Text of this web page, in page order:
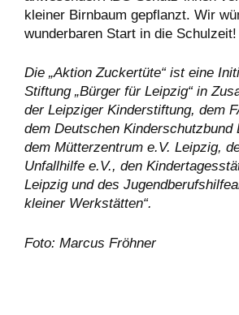
kleiner Birnbaum gepflanzt. Wir
wunderbaren Start in die Schulzeit!
Die „Aktion Zuckertüte“ ist eine
Stiftung „Bürger für Leipzig“ in
der Leipziger Kinderstiftung, dem
dem Deutschen Kinderschutzbund
dem Mütterzentrum e.V. Leipzig,
Unfallhilfe e.V., den
Leipzig und des
kleiner Werkstätten“.
Foto: Marcus Fröhner